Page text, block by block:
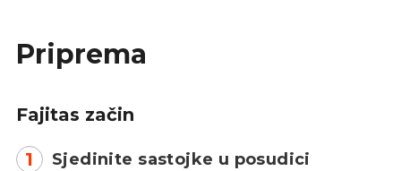
Priprema
Fajitas začin
1 Sjedinite sastojke u posudici